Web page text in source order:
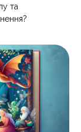
та